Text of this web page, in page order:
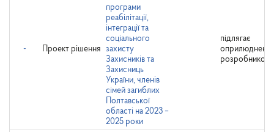
- Проект рішення
програми
реабілітації,
інтеграції та
соціального
захисту
Захисників та
Захисниць
України, членів
сімей загиблих
Полтавської
області на 2023 –
2025 роки
підлягає
розробником